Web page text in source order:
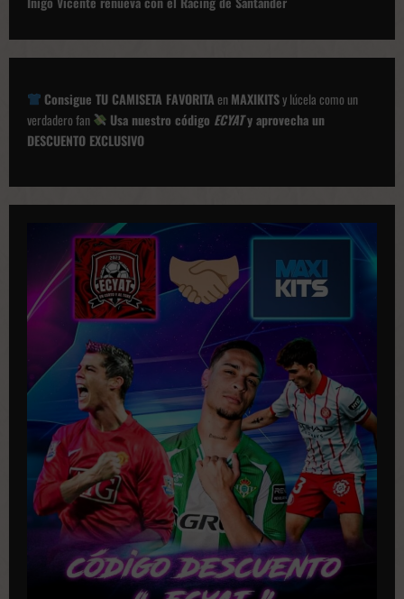
g
a
c
i
ó
n
e
b
l
c
a
c
i
n
Consigue TU CAMISETA FAVORITAenMAXIKITSy lúcela como un
verdadero fan
Usa nuestro código ECYATy aprovecha un
DESCUENTO EXCLUSIVO